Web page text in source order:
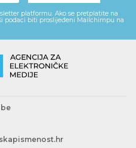
platformu. Ako se pretplatite na
podaci biti proslijeđeni Mailchimpu na